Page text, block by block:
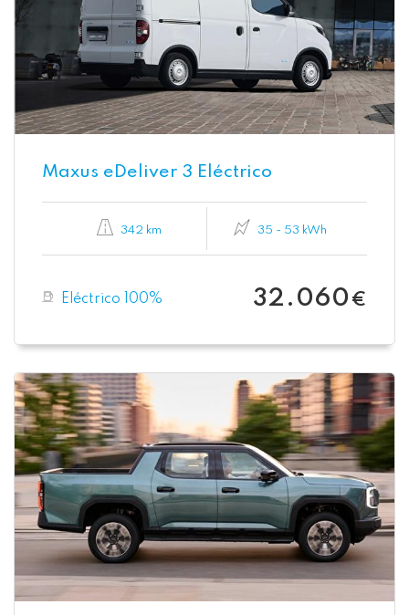
Maxus eDeliver 3 Eléctrico
342 km 35 - 53 kWh
Eléctrico 100% 32.060 €